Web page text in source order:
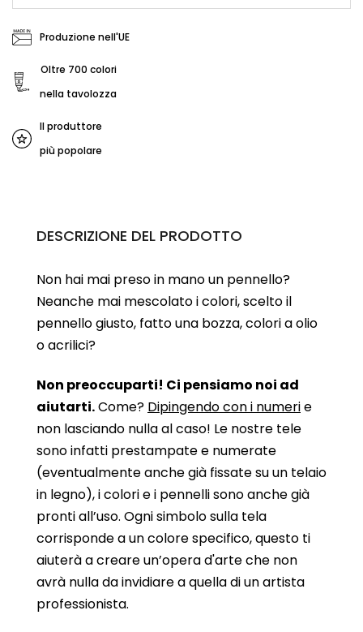
Produzione nell'UE
Oltre 700 colori
nella tavolozza
Il produttore
più popolare
DESCRIZIONE DEL PRODOTTO
Non hai mai preso in mano un pennello?
Neanche mai mescolato i colori, scelto il
pennello giusto, fatto una bozza, colori a olio
o acrilici?
Non preoccuparti! Ci pensiamo noi ad
aiutarti.Come? Dipingendo con i numerie
non lasciando nulla al caso! Le nostre tele
sono infatti prestampate e numerate
(eventualmente anche già fissate su un telaio
in legno), i colori e i pennelli sono anche già
pronti all’uso. Ogni simbolo sulla tela
corrisponde a un colore specifico, questo ti
aiuterà a creare un’opera d'arte che non
avrà nulla da invidiare a quella di un artista
professionista.